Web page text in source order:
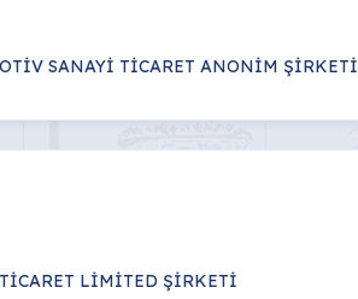
SANAYİ TİCARET ANONİM ŞİRKETİ
LİMİTED ŞİRKETİ